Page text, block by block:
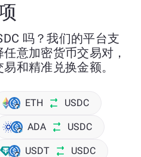
吗？我们的平台支
意加密货币交易对，
和精准兑换金额。
ETH USDC
ADA USDC
USDT USDC